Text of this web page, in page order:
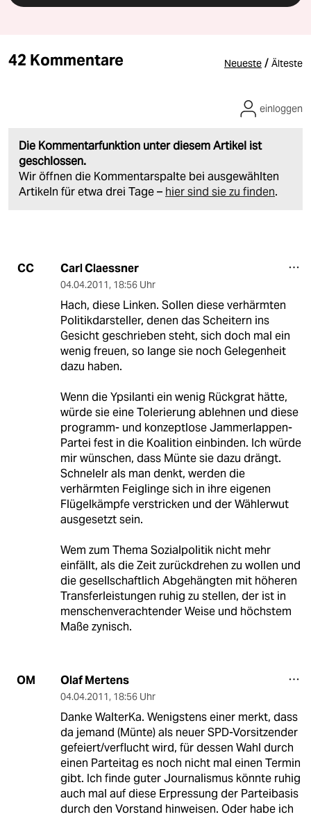
42 Kommentare Neueste / Älteste
Die Kommentarfunktion unter diesem Artikel ist
geschlossen.
Wir öffnen die Kommentarspalte bei ausgewählten
Artikeln für etwa drei Tage – hier sind sie zu finden.
einloggen
CC Carl Claessner
04.04.2011, 18:56 Uhr
Hach, diese Linken. Sollen diese verhärmten
Politikdarsteller, denen das Scheitern ins
Gesicht geschrieben steht, sich doch mal ein
wenig freuen, so lange sie noch Gelegenheit
dazu haben.
Wenn die Ypsilanti ein wenig Rückgrat hätte,
würde sie eine Tolerierung ablehnen und diese
programm- und konzeptlose Jammerlappen-
Partei fest in die Koalition einbinden. Ich würde
mir wünschen, dass Münte sie dazu drängt.
Schnelelr als man denkt, werden die
verhärmten Feiglinge sich in ihre eigenen
Flügelkämpfe verstricken und der Wählerwut
ausgesetzt sein.
Wem zum Thema Sozialpolitik nicht mehr
einfällt, als die Zeit zurückdrehen zu wollen und
die gesellschaftlich Abgehängten mit höheren
Transferleistungen ruhig zu stellen, der ist in
menschenverachtender Weise und höchstem
Maße zynisch.
OM Olaf Mertens
04.04.2011, 18:56 Uhr
Danke WalterKa. Wenigstens einer merkt, dass
da jemand (Münte) als neuer SPD-Vorsitzender
gefeiert/verflucht wird, für dessen Wahl durch
einen Parteitag es noch nicht mal einen Termin
gibt. Ich finde guter Journalismus könnte ruhig
auch mal auf diese Erpressung der Parteibasis
durch den Vorstand hinweisen. Oder habe ich